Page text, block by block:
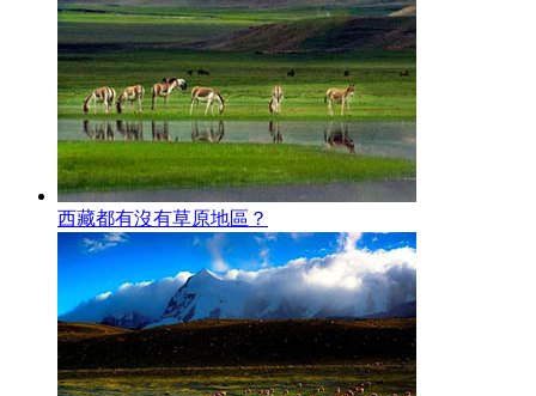
西藏都有沒有草原地區？